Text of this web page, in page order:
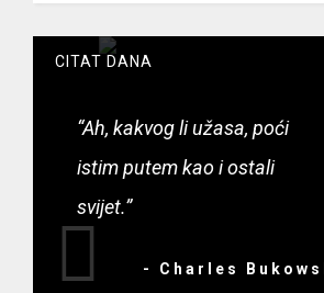
CITAT DANA
“Ah, kakvog li užasa, poći
istim putem kao i ostali
svijet.”
- Charles